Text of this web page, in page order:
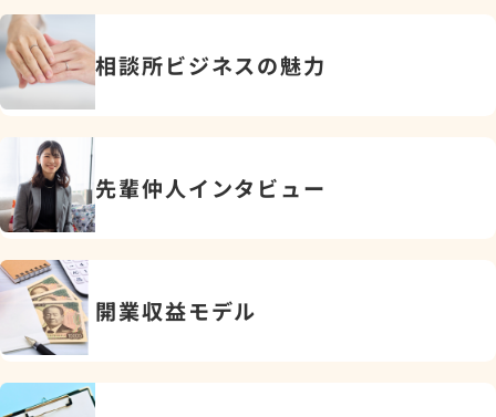
相談所ビジネスの魅力
先輩仲人インタビュー
開業収益モデル